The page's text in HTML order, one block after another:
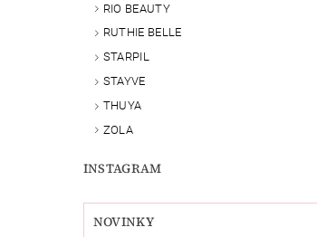
RIO BEAUTY
RUTHIE BELLE
STARPIL
STAYVE
THUYA
ZOLA
INSTAGRAM
NOVINKY